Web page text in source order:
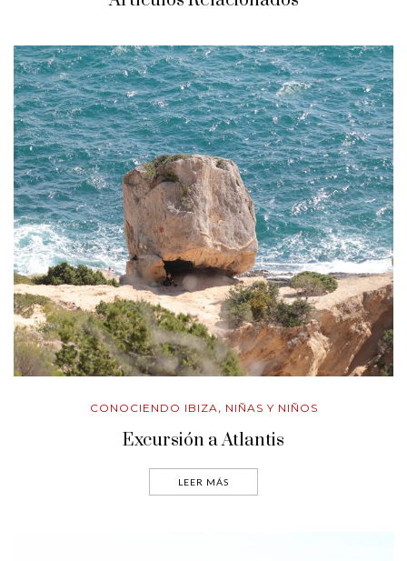
CONOCIENDO IBIZA, NIÑAS Y NIÑOS
Excursión a Atlantis
LEER MÁS